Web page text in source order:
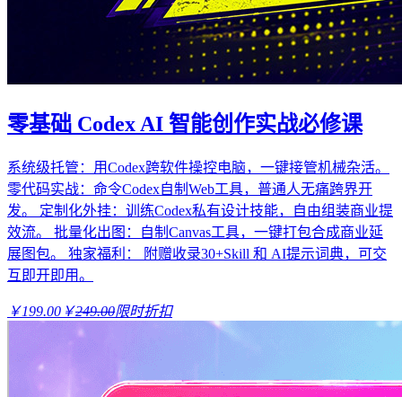
零基础 Codex AI 智能创作实战必修课
系统级托管：用Codex跨软件操控电脑，一键接管机械杂活。
零代码实战：命令Codex自制Web工具，普通人无痛跨界开
发。 定制化外挂：训练Codex私有设计技能，自由组装商业提
效流。 批量化出图：自制Canvas工具，一键打包合成商业延
展图包。 独家福利： 附赠收录30+Skill 和 AI提示词典，可交
互即开即用。
￥199.00 ￥249.00限时折扣